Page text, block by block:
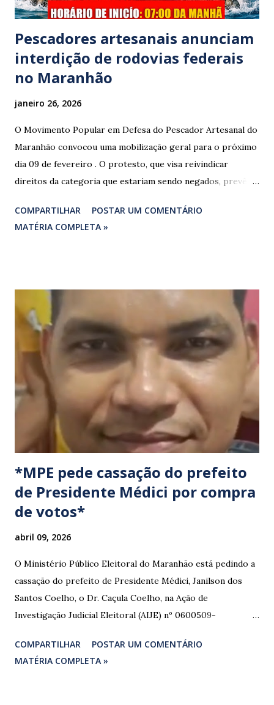
ocorrênc...
Pescadores artesanais anunciam
interdição de rodovias federais
no Maranhão
janeiro 26, 2026
O Movimento Popular em Defesa do Pescador Artesanal do
Maranhão convocou uma mobilização geral para o próximo
dia 09 de fevereiro . O protesto, que visa reivindicar
direitos da categoria que estariam sendo negados, prevê o
federais que cortam o estado. ​As interdições estão
programadas para começar às 07:00 da manhã e, segundo
manifestação busca chamar a atenção das autoridades para
a pauta da pesca artesanal maranhense, exigindo o
cumprimento de garantias e assistência aos trabalhadores
do setor. Motoristas que planejam trafegar por essas
regiões na data devem estar atentos a possíveis
congestionamentos e atrasos.
COMPARTILHAR
POSTAR UM COMENTÁRIO
MATÉRIA COMPLETA »
*MPE pede cassação do prefeito
de Presidente Médici por compra
de votos*
abril 09, 2026
O Ministério Público Eleitoral do Maranhão está pedindo a
cassação do prefeito de Presidente Médici, Janilson dos
Santos Coelho, o Dr. Caçula Coelho, na Ação de
Investigação Judicial Eleitoral (AIJE) nº 0600509-
Santa Luzia do Paruá. A ação foi movida pela Coligação
“União e Reconstrução” (PP/PL/União), que denunciou a
COMPARTILHAR
POSTAR UM COMENTÁRIO
MATÉRIA COMPLETA »